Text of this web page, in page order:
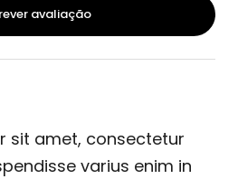
avaliação
sit amet, consectetur
varius enim in